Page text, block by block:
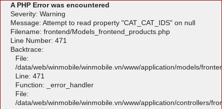
A PHP Error was encountered
Severity: Warning
Message: Attempt to read property "CAT_CAT_IDS" on null
Filename: frontend/Models_frontend_products.php
Line Number: 471
Backtrace:
File:
/data/web/winmobile/winmobile.vn/www/application/models/
Line: 471
Function: _error_handler
File:
/data/web/winmobile/winmobile.vn/www/application/controllers/